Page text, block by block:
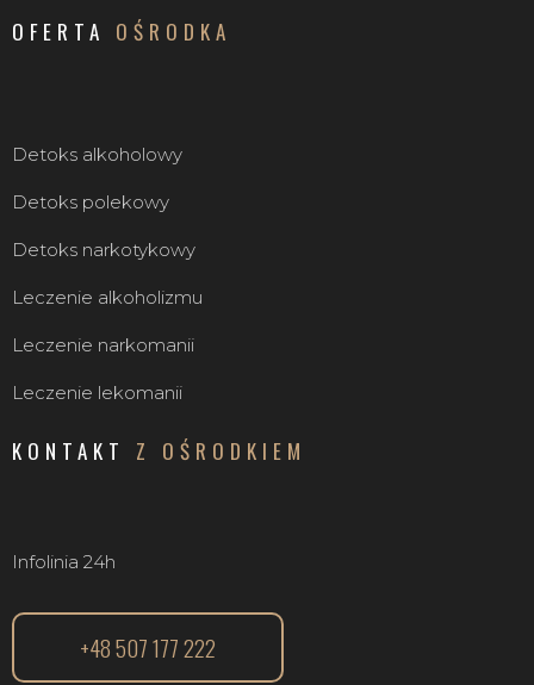
OFERTA OŚRODKA
Detoks alkoholowy
Detoks polekowy
Detoks narkotykowy
Leczenie alkoholizmu
Leczenie narkomanii
Leczenie lekomanii
KONTAKT Z OŚRODKIEM
Infolinia 24h
+48 507 177 222